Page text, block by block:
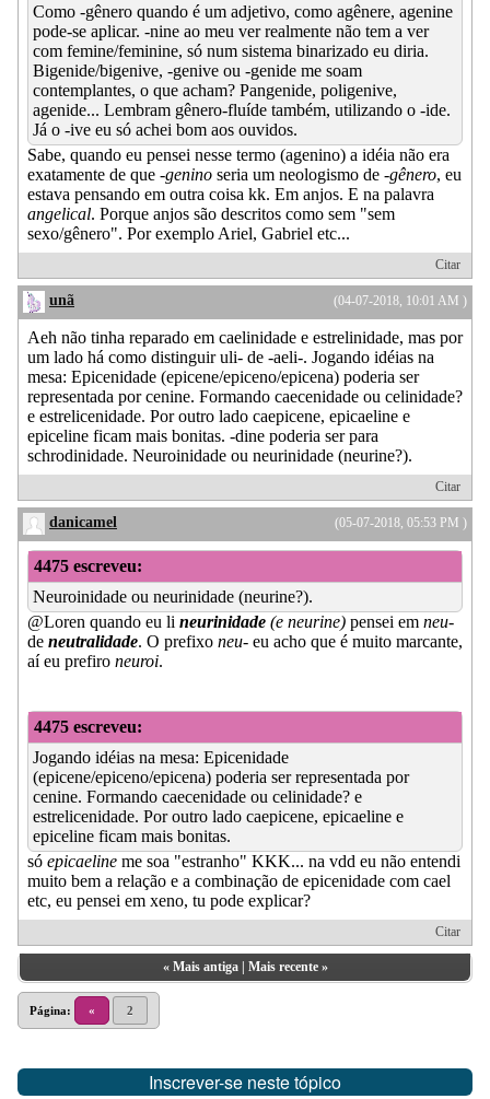
Como -gênero quando é um adjetivo, como agênere, agenine
pode-se aplicar. -nine ao meu ver realmente não tem a ver
com femine/feminine, só num sistema binarizado eu diria.
Bigenide/bigenive, -genive ou -genide me soam
contemplantes, o que acham? Pangenide, poligenive,
agenide... Lembram gênero-fluíde também, utilizando o -ide.
Já o -ive eu só achei bom aos ouvidos.
Sabe, quando eu pensei nesse termo (agenino) a idéia não era
exatamente de que -genino seria um neologismo de -gênero, eu
estava pensando em outra coisa kk. Em anjos. E na palavra
angelical. Porque anjos são descritos como sem "sem
sexo/gênero". Por exemplo Ariel, Gabriel etc...
Citar
(04-07-2018, 10:01 AM )
unã
Aeh não tinha reparado em caelinidade e estrelinidade, mas por
um lado há como distinguir uli- de -aeli-. Jogando idéias na
mesa: Epicenidade (epicene/epiceno/epicena) poderia ser
representada por cenine. Formando caecenidade ou celinidade?
e estrelicenidade. Por outro lado caepicene, epicaeline e
epiceline ficam mais bonitas. -dine poderia ser para
schrodinidade. Neuroinidade ou neurinidade (neurine?).
Citar
(05-07-2018, 05:53 PM )
danicamel
4475 escreveu:
Neuroinidade ou neurinidade (neurine?).
@Loren quando eu li neurinidade (e neurine) pensei em neu-
de neutralidade. O prefixo neu- eu acho que é muito marcante,
aí eu prefiro neuroi.
4475 escreveu:
Jogando idéias na mesa: Epicenidade
(epicene/epiceno/epicena) poderia ser representada por
cenine. Formando caecenidade ou celinidade? e
estrelicenidade. Por outro lado caepicene, epicaeline e
epiceline ficam mais bonitas.
só epicaeline me soa "estranho" KKK... na vdd eu não entendi
muito bem a relação e a combinação de epicenidade com cael
etc, eu pensei em xeno, tu pode explicar?
Citar
« Mais antiga| Mais recente»
Página: « 2
Inscrever-se neste tópico